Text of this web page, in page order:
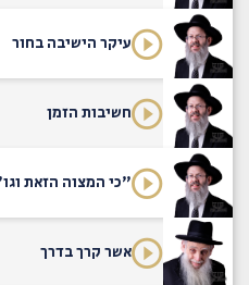
עיקר הישיבה בחור
חשיבות הזמן
"כי המצוה הזאת
אשר קרך בדרך